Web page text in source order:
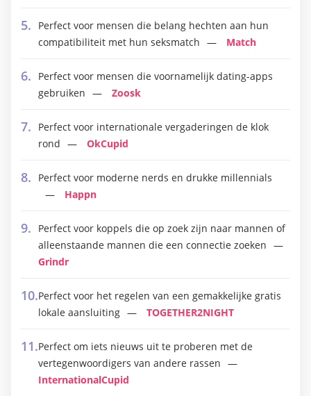
Perfect voor mensen die belang hechten aan hun
compatibiliteit met hun seksmatch
Match
Perfect voor mensen die voornamelijk dating-apps
gebruiken
Zoosk
Perfect voor internationale vergaderingen de klok
rond
OkCupid
Perfect voor moderne nerds en drukke millennials
Happn
Perfect voor koppels die op zoek zijn naar mannen of
alleenstaande mannen die een connectie zoeken
Grindr
Perfect voor het regelen van een gemakkelijke gratis
lokale aansluiting
TOGETHER2NIGHT
Perfect om iets nieuws uit te proberen met de
vertegenwoordigers van andere rassen
InternationalCupid